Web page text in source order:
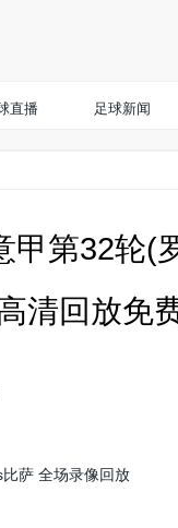
直播 足球新闻
甲第32轮(
清回放免
萨 全场录像回放